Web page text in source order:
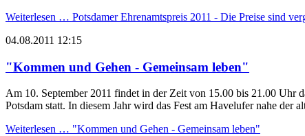
Weiterlesen … Potsdamer Ehrenamtspreis 2011 - Die Preise sind
04.08.2011 12:15
"Kommen und Gehen - Gemeinsam leben"
Am 10. September 2011 findet in der Zeit von 15.00 bis 21.00 Uhr
Potsdam statt. In diesem Jahr wird das Fest am Havelufer nahe der
Weiterlesen … "Kommen und Gehen - Gemeinsam leben"